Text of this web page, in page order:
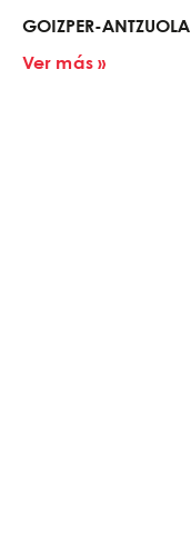
GOIZPER-
Ver más »